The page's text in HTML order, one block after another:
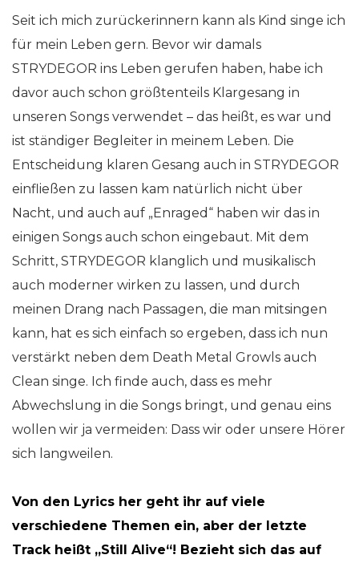
Seit ich mich zurückerinnern kann als Kind singe ich
für mein Leben gern. Bevor wir damals
STRYDEGOR ins Leben gerufen haben, habe ich
davor auch schon größtenteils Klargesang in
unseren Songs verwendet – das heißt, es war und
ist ständiger Begleiter in meinem Leben. Die
Entscheidung klaren Gesang auch in STRYDEGOR
einfließen zu lassen kam natürlich nicht über
Nacht, und auch auf „Enraged“ haben wir das in
einigen Songs auch schon eingebaut. Mit dem
Schritt, STRYDEGOR klanglich und musikalisch
auch moderner wirken zu lassen, und durch
meinen Drang nach Passagen, die man mitsingen
kann, hat es sich einfach so ergeben, dass ich nun
verstärkt neben dem Death Metal Growls auch
Clean singe. Ich finde auch, dass es mehr
Abwechslung in die Songs bringt, und genau eins
wollen wir ja vermeiden: Dass wir oder unsere Hörer
sich langweilen.
Von den Lyrics her geht ihr auf viele
verschiedene Themen ein, aber der letzte
Track heißt „Still Alive“! Bezieht sich das auf